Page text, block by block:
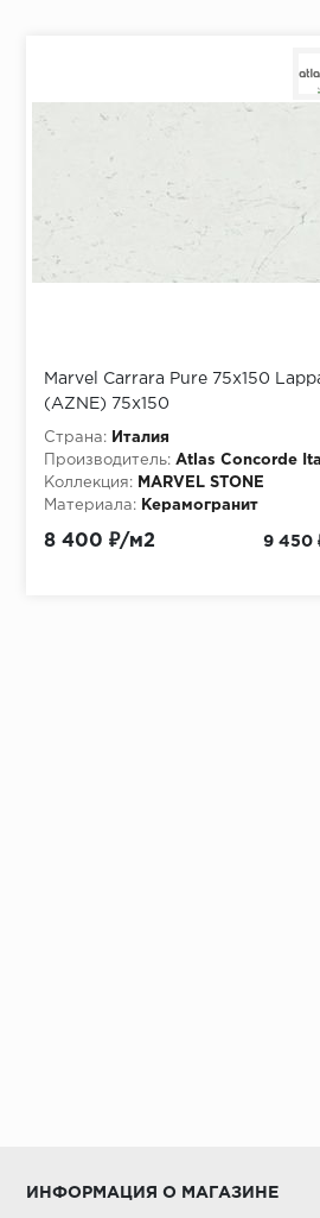
Marvel Carrara Pure 75x150
(AZNE) 75x150
Страна:
Италия
Производитель: Atlas Concorde
Коллекция:
MARVEL STONE
Материала:
Керамогранит
8 400 ₽/м2 9 450
ИНФОРМАЦИЯ О МАГАЗИНЕ